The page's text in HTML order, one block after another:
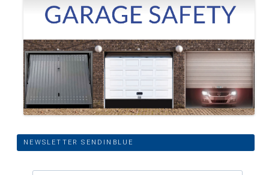
NEWSLETTER SENDINBLUE